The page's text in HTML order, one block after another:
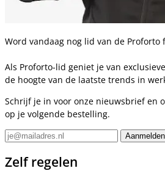
Word vandaag nog lid van de Proforto
Als Proforto-lid geniet je van
de hoogte van de laatste trends in
Schrijf je in voor onze nieuwsbrief en
op je volgende bestelling.
Zelf regelen